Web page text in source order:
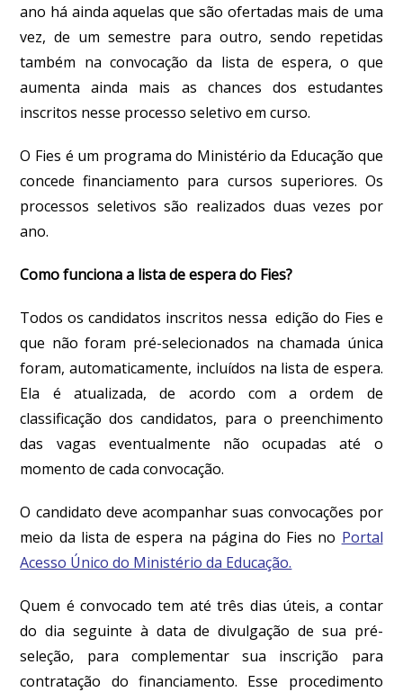
ano há ainda aquelas que são ofertadas mais de uma
vez, de um semestre para outro, sendo repetidas
também na convocação da lista de espera, o que
aumenta ainda mais as chances dos estudantes
inscritos nesse processo seletivo em curso.
O Fies é um programa do Ministério da Educação que
concede financiamento para cursos superiores. Os
processos seletivos são realizados duas vezes por
ano.
Como funciona a lista de espera do Fies?
Todos os candidatos inscritos nessa edição do Fies e
que não foram pré-selecionados na chamada única
foram, automaticamente, incluídos na lista de espera.
Ela é atualizada, de acordo com a ordem de
classificação dos candidatos, para o preenchimento
das vagas eventualmente não ocupadas até o
momento de cada convocação.
O candidato deve acompanhar suas convocações por
meio da lista de espera na página do Fies no Portal
Acesso Único do Ministério da Educação.
Quem é convocado tem até três dias úteis, a contar
do dia seguinte à data de divulgação de sua pré-
seleção, para complementar sua inscrição para
contratação do financiamento. Esse procedimento